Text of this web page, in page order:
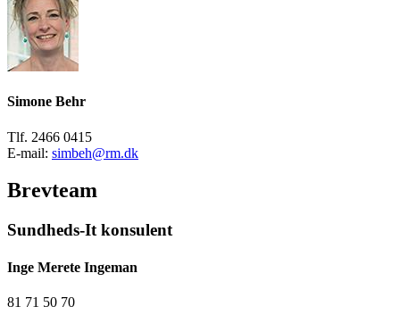
Simone Behr
Tlf. 2466 0415
E-mail: simbeh@rm.dk
Brevteam
Sundheds-It konsulent
Inge Merete Ingeman
81 71 50 70